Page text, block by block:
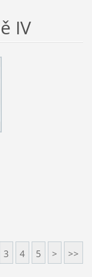
IV
3 4 5 > >>